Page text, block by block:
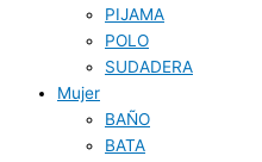
PIJAMA
POLO
SUDADERA
Mujer
BAÑO
BATA